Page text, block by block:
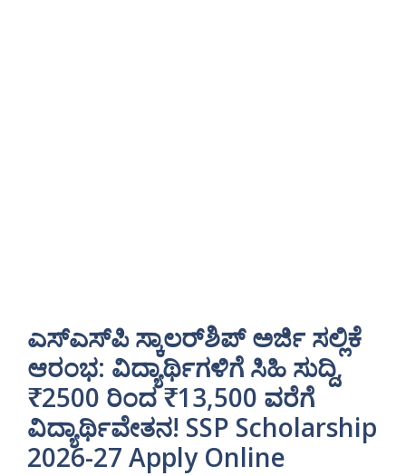
ಎಸ್‌ಎಸ್‌ಪಿ ಸ್ಕಾಲರ್‌ಶಿಪ್ ಅರ್ಜಿ ಸಲ್ಲಿಕೆ
ಆರಂಭ: ವಿದ್ಯಾರ್ಥಿಗಳಿಗೆ ಸಿಹಿ ಸುದ್ದಿ,
₹2500 ರಿಂದ ₹13,500 ವರೆಗೆ
ವಿದ್ಯಾರ್ಥಿವೇತನ! SSP Scholarship
2026-27 Apply Online